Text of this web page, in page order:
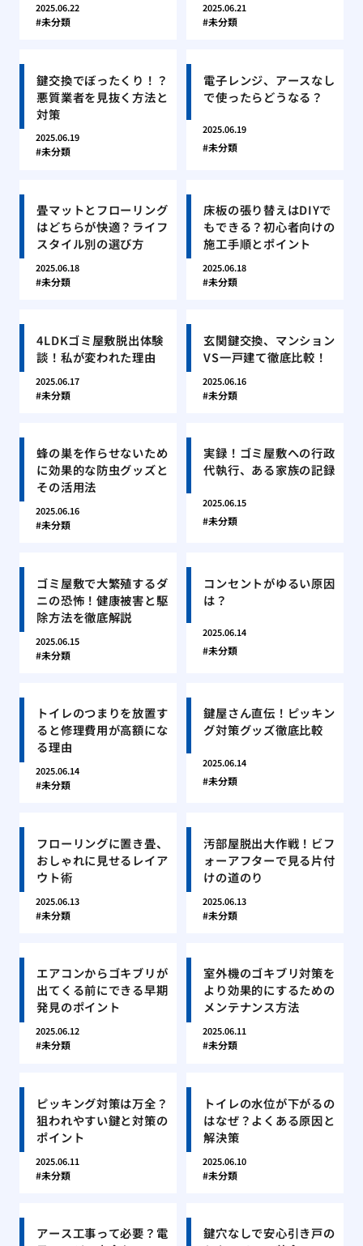
2025.06.22
未分類
2025.06.21
未分類
鍵交換でぼったくり！？
悪質業者を見抜く方法と
対策
2025.06.19
未分類
電子レンジ、アースなし
で使ったらどうなる？
2025.06.19
未分類
畳マットとフローリング
はどちらが快適？ライフ
スタイル別の選び方
2025.06.18
未分類
床板の張り替えはDIYで
もできる？初心者向けの
施工手順とポイント
2025.06.18
未分類
4LDKゴミ屋敷脱出体験
談！私が変われた理由
2025.06.17
未分類
玄関鍵交換、マンション
VS一戸建て徹底比較！
2025.06.16
未分類
蜂の巣を作らせないため
に効果的な防虫グッズと
その活用法
2025.06.16
未分類
実録！ゴミ屋敷への行政
代執行、ある家族の記録
2025.06.15
未分類
ゴミ屋敷で大繁殖するダ
ニの恐怖！健康被害と駆
除方法を徹底解説
2025.06.15
未分類
コンセントがゆるい原因
は？
2025.06.14
未分類
トイレのつまりを放置す
ると修理費用が高額にな
る理由
2025.06.14
未分類
鍵屋さん直伝！ピッキン
グ対策グッズ徹底比較
2025.06.14
未分類
フローリングに置き畳、
おしゃれに見せるレイア
ウト術
2025.06.13
未分類
汚部屋脱出大作戦！ビフ
ォーアフターで見る片付
けの道のり
2025.06.13
未分類
エアコンからゴキブリが
出てくる前にできる早期
発見のポイント
2025.06.12
未分類
室外機のゴキブリ対策を
より効果的にするための
メンテナンス方法
2025.06.11
未分類
ピッキング対策は万全？
狙われやすい鍵と対策の
ポイント
2025.06.11
未分類
トイレの水位が下がるの
はなぜ？よくある原因と
解決策
2025.06.10
未分類
アース工事って必要？電
鍵穴なしで安心引き戸の